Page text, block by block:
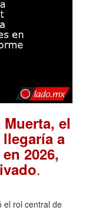
el
a
2026,
.
el rol central de